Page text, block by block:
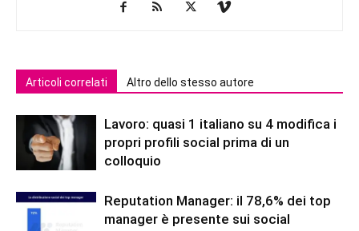
Articoli correlati Altro dello stesso autore
Lavoro: quasi 1 italiano su 4 modifica i
propri profili social prima di un
colloquio
Reputation Manager: il 78,6% dei top
manager è presente sui social